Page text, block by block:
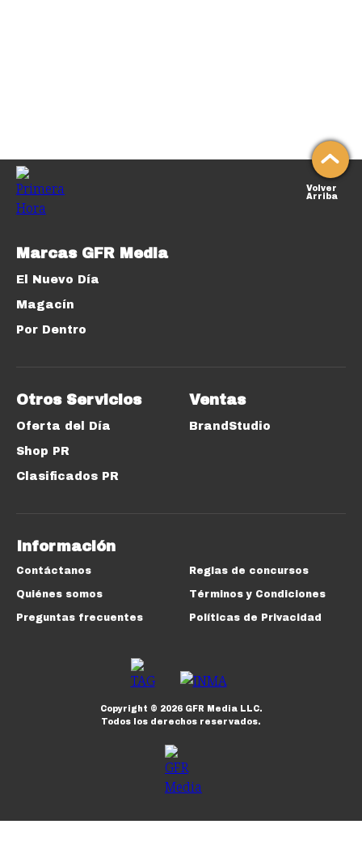
Volver
Arriba
Marcas GFR Media
El Nuevo Día
Magacín
Por Dentro
Otros Servicios
Oferta del Día
Shop PR
Clasificados PR
Ventas
BrandStudio
Información
Contáctanos
Quiénes somos
Preguntas frecuentes
Reglas de concursos
Términos y Condiciones
Políticas de Privacidad
Copyright © 2026GFR Media LLC.
Todos los derechos reservados.